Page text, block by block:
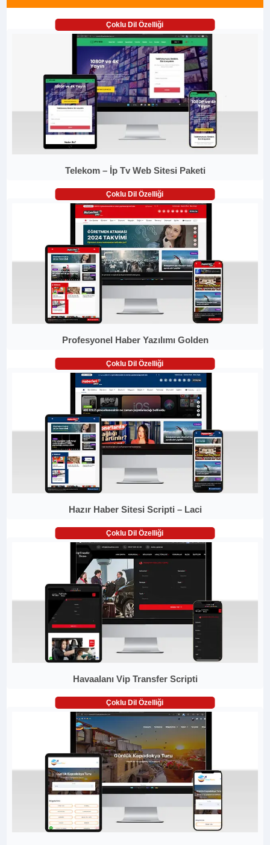
Çoklu Dil Özelliği
Telekom – İp Tv Web Sitesi Paketi
Çoklu Dil Özelliği
Profesyonel Haber Yazılımı Golden
Çoklu Dil Özelliği
Hazır Haber Sitesi Scripti – Laci
Çoklu Dil Özelliği
Havaalanı Vip Transfer Scripti
Çoklu Dil Özelliği